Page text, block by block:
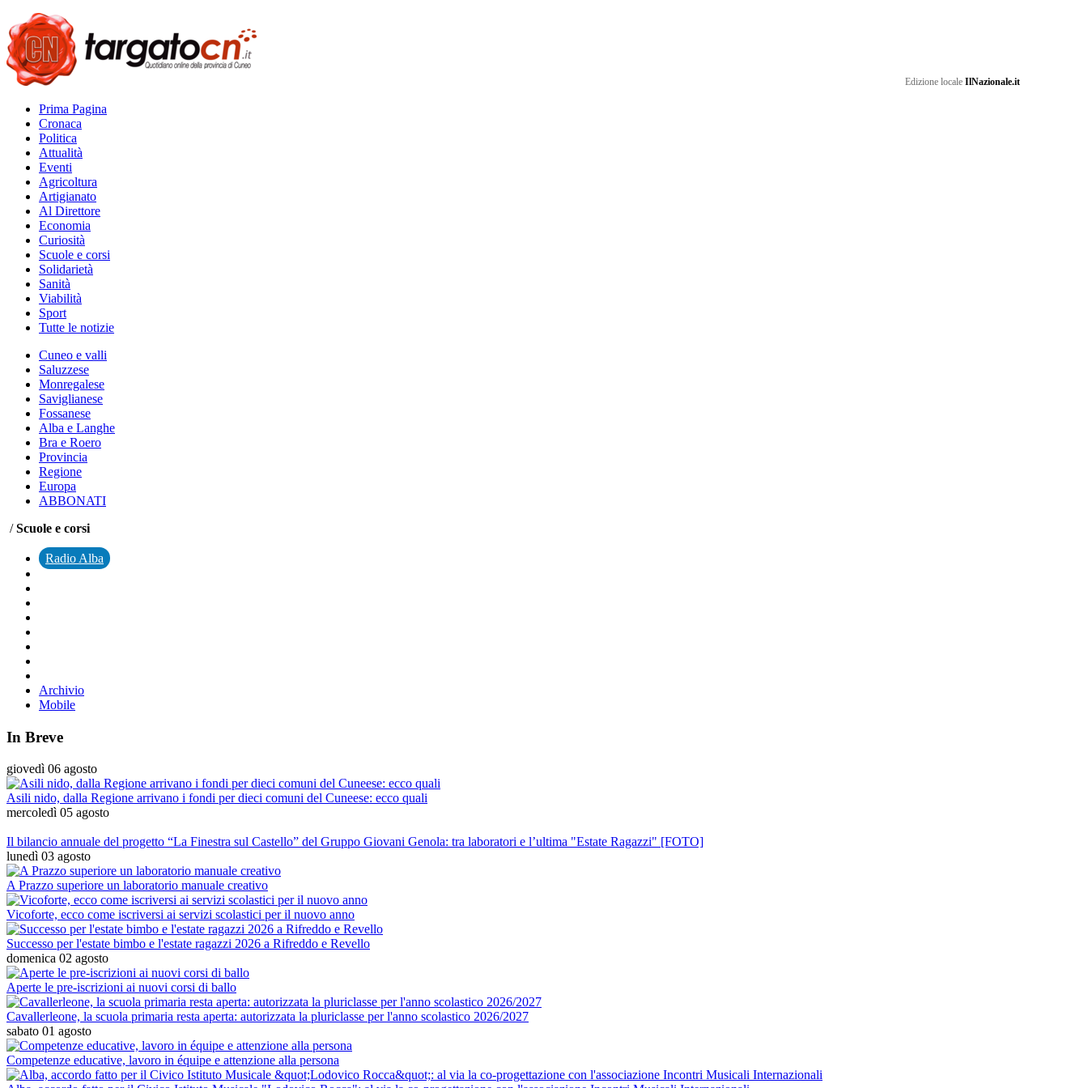
Edizione locale IlNazionale.it
Prima Pagina
Cronaca
Politica
Attualità
Eventi
Agricoltura
Artigianato
Al Direttore
Economia
Curiosità
Scuole e corsi
Solidarietà
Sanità
Viabilità
Sport
Tutte le notizie
Cuneo e valli
Saluzzese
Monregalese
Saviglianese
Fossanese
Alba e Langhe
Bra e Roero
Provincia
Regione
Europa
ABBONATI
/Scuole e corsi
Radio Alba
Archivio
Mobile
In Breve
giovedì 06 agosto
Asili nido, dalla Regione arrivano i fondi per dieci comuni del Cuneese: ecco quali
mercoledì 05 agosto
Il bilancio annuale del progetto “La Finestra sul Castello” del Gruppo Giovani Genola: tra laboratori e l’ultima "Estate Ragazzi" [FOTO]
lunedì 03 agosto
A Prazzo superiore un laboratorio manuale creativo
Vicoforte, ecco come iscriversi ai servizi scolastici per il nuovo anno
Successo per l'estate bimbo e l'estate ragazzi 2026 a Rifreddo e Revello
domenica 02 agosto
Aperte le pre-iscrizioni ai nuovi corsi di ballo
Cavallerleone, la scuola primaria resta aperta: autorizzata la pluriclasse per l'anno scolastico 2026/2027
sabato 01 agosto
Competenze educative, lavoro in équipe e attenzione alla persona